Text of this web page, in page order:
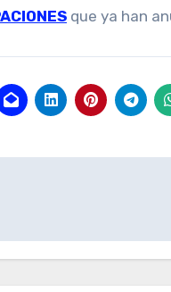
que ya han